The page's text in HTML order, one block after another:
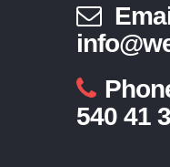
540 41